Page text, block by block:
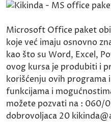
Microsoft Office paket
koje već imaju osnovno
kao što su Word, Excel,
ovog kursa je produbiti i
korišćenju ovih programa
funkcijama i
možete pozvati na : 060/
dobrovoljaca 20